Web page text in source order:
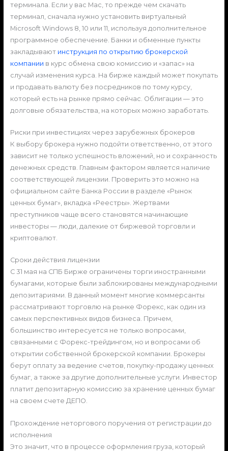
терминала. Если у вас Mac, то прежде чем скачать
терминал, сначала нужно установить виртуальный
Microsoft Windows 8, 10 или 11, используя дополнительное
программное обеспечение. Банки и обменные пункты
закладывают инструкция по открытию брокерской
компании в курс обмена свою комиссию и «запас» на
случай изменения курса. На бирже каждый может покупать
и продавать валюту без посредников по тому курсу,
который есть на рынке прямо сейчас. Облигации — это
долговые обязательства, на которых можно заработать.
Риски при инвестициях через зарубежных брокеров
К выбору брокера нужно подойти ответственно, от этого
зависит не только успешность вложений, но и сохранность
денежных средств. Главным фактором является наличие
соответствующей лицензии. Проверить это можно на
официальном сайте Банка России в разделе «Рынок
ценных бумаг», вкладка «Реестры». Жертвами
преступников чаще всего становятся начинающие
инвесторы — люди, далекие от биржевой торговли и
криптовалют.
Сроки действия лицензии
С 31 мая на СПБ Бирже ограничены торги иностранными
бумагами, которые были заблокированы международными
депозитариями. В данный момент многие коммерсанты
рассматривают торговлю на рынке Форекс, как один из
самых перспективных видов бизнеса. Причем,
большинство интересуется не только вопросами,
связанными с Форекс-трейдингом, но и вопросами об
открытии собственной брокерской компании. Брокеры
берут оплату за ведение счетов, покупку-продажу ценных
бумаг, а также за другие дополнительные услуги. Инвестор
платит депозитарную комиссию за хранение ценных бумаг
на своем счете ДЕПО.
Прохождение неторгового поручения от регистрации до
исполнения
Это значит, что в процессе оформления груза, который